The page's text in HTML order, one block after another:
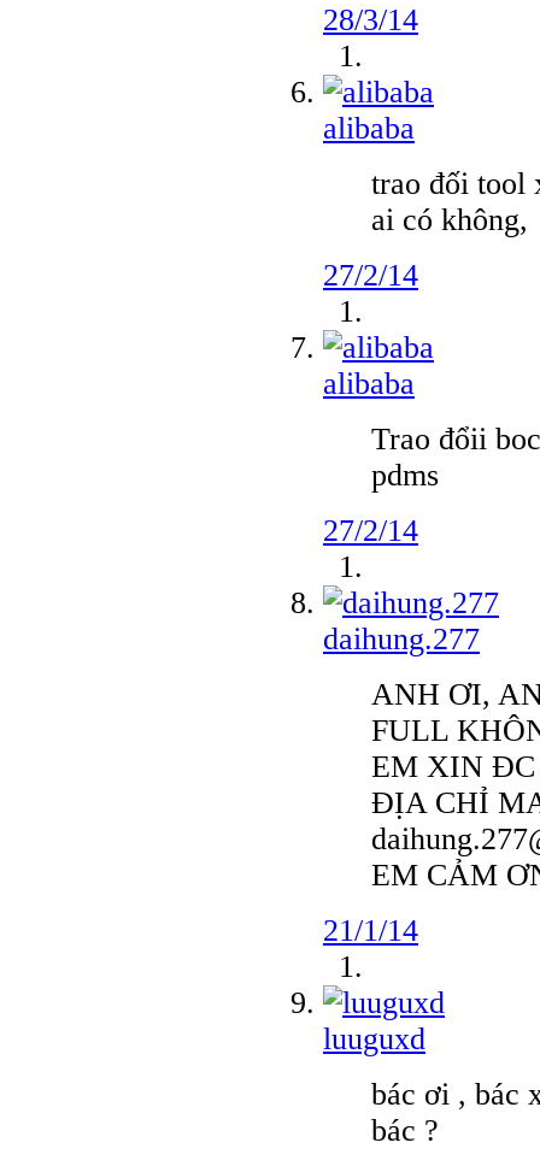
28/3/14
alibaba
trao đối tool
ai có không,
27/2/14
alibaba
Trao đổii
pdms
27/2/14
daihung.277
ANH ƠI,
FULL
EM XIN
ĐỊA CHỈ
EM CẢM
21/1/14
luuguxd
bác ơi , bác
bác ?